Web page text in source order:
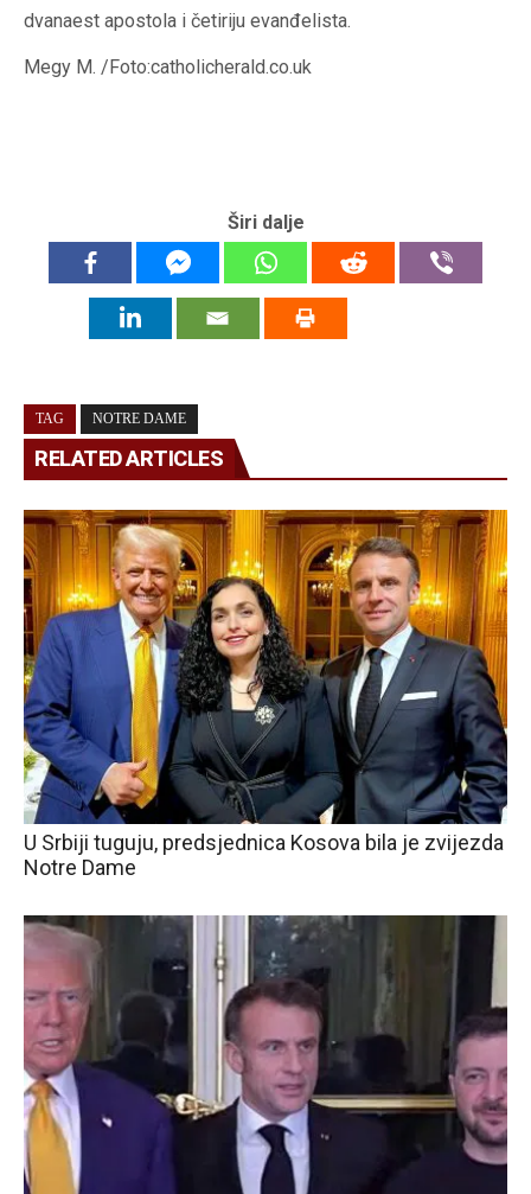
dvanaest apostola i četiriju evanđelista.
Megy M. /Foto:catholicherald.co.uk
Širi dalje
TAG NOTRE DAME
RELATED ARTICLES
U Srbiji tuguju, predsjednica Kosova bila je zvijezda
Notre Dame